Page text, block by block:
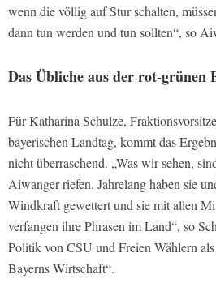
wenn die völlig auf Stur schalten,
dann tun werden und tun sollten“, so
Das Übliche aus der rot-grünen
Für Katharina Schulze,
bayerischen Landtag, kommt das
nicht überraschend. „Was wir sehen,
Aiwanger riefen. Jahrelang haben sie
Windkraft gewettert und sie mit allen
verfangen ihre Phrasen im Land“, so
Politik von CSU und Freien Wählern
Bayerns Wirtschaft“.